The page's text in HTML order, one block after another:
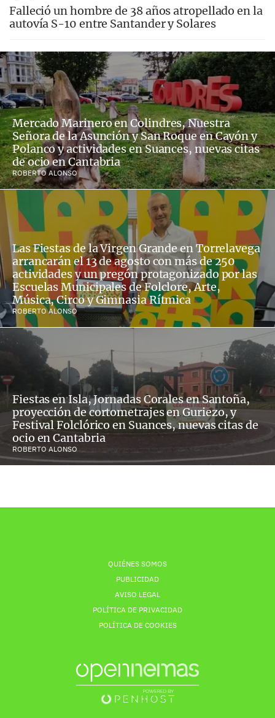
Falleció un hombre de 38 años atropellado en la
autovía S-10 entre Santander y Solares
Mercado Marinero en Colindres, Nuestra
Señora de la Asunción y San Roque en Cayón y
Polanco y actividades en Suances, nuevas citas
de ocio en Cantabria
ROBERTO ALONSO
Las Fiestas de la Virgen Grande en Torrelavega
arrancarán el 13 de agosto con más de 250
actividades y un pregón protagonizado por las
Escuelas Municipales de Folclore, Arte,
Música, Circo y Gimnasia Rítmica
ROBERTO ALONSO
Fiestas en Isla, Jornadas Corales en Santoña,
proyección de cortometrajes en Guriezo, y
Festival Folclórico en Suances, nuevas citas de
ocio en Cantabria
ROBERTO ALONSO
QUIÉNES SOMOS
PUBLICIDAD
AVISO LEGAL
POLÍTICA DE PRIVACIDAD
POLÍTICA DE COOKIES